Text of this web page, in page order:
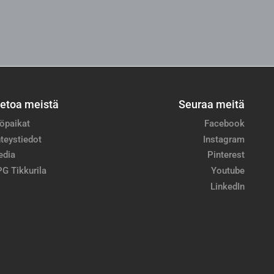
meistä
Tikkurila
Seuraa meitä
Facebook
Instagram
Pinterest
Youtube
LinkedIn